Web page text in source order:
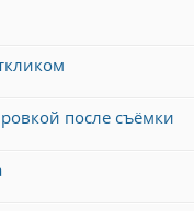
после съёмки